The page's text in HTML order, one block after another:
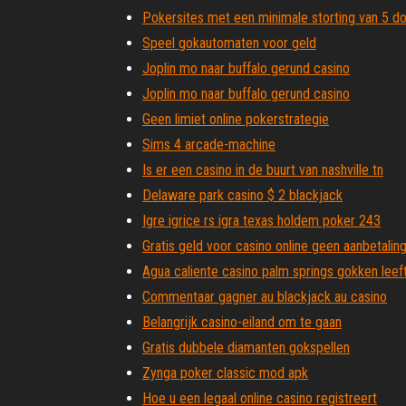
Pokersites met een minimale storting van 5
Speel gokautomaten voor geld
Joplin mo naar buffalo gerund casino
Joplin mo naar buffalo gerund casino
Geen limiet online pokerstrategie
Sims 4 arcade-machine
Is er een casino in de buurt van nashville tn
Delaware park casino $ 2 blackjack
Igre igrice rs igra texas holdem poker 243
Gratis geld voor casino online geen aanbetaling
Agua caliente casino palm springs gokken
Commentaar gagner au blackjack au casino
Belangrijk casino-eiland om te gaan
Gratis dubbele diamanten gokspellen
Zynga poker classic mod apk
Hoe u een legaal online casino registreert